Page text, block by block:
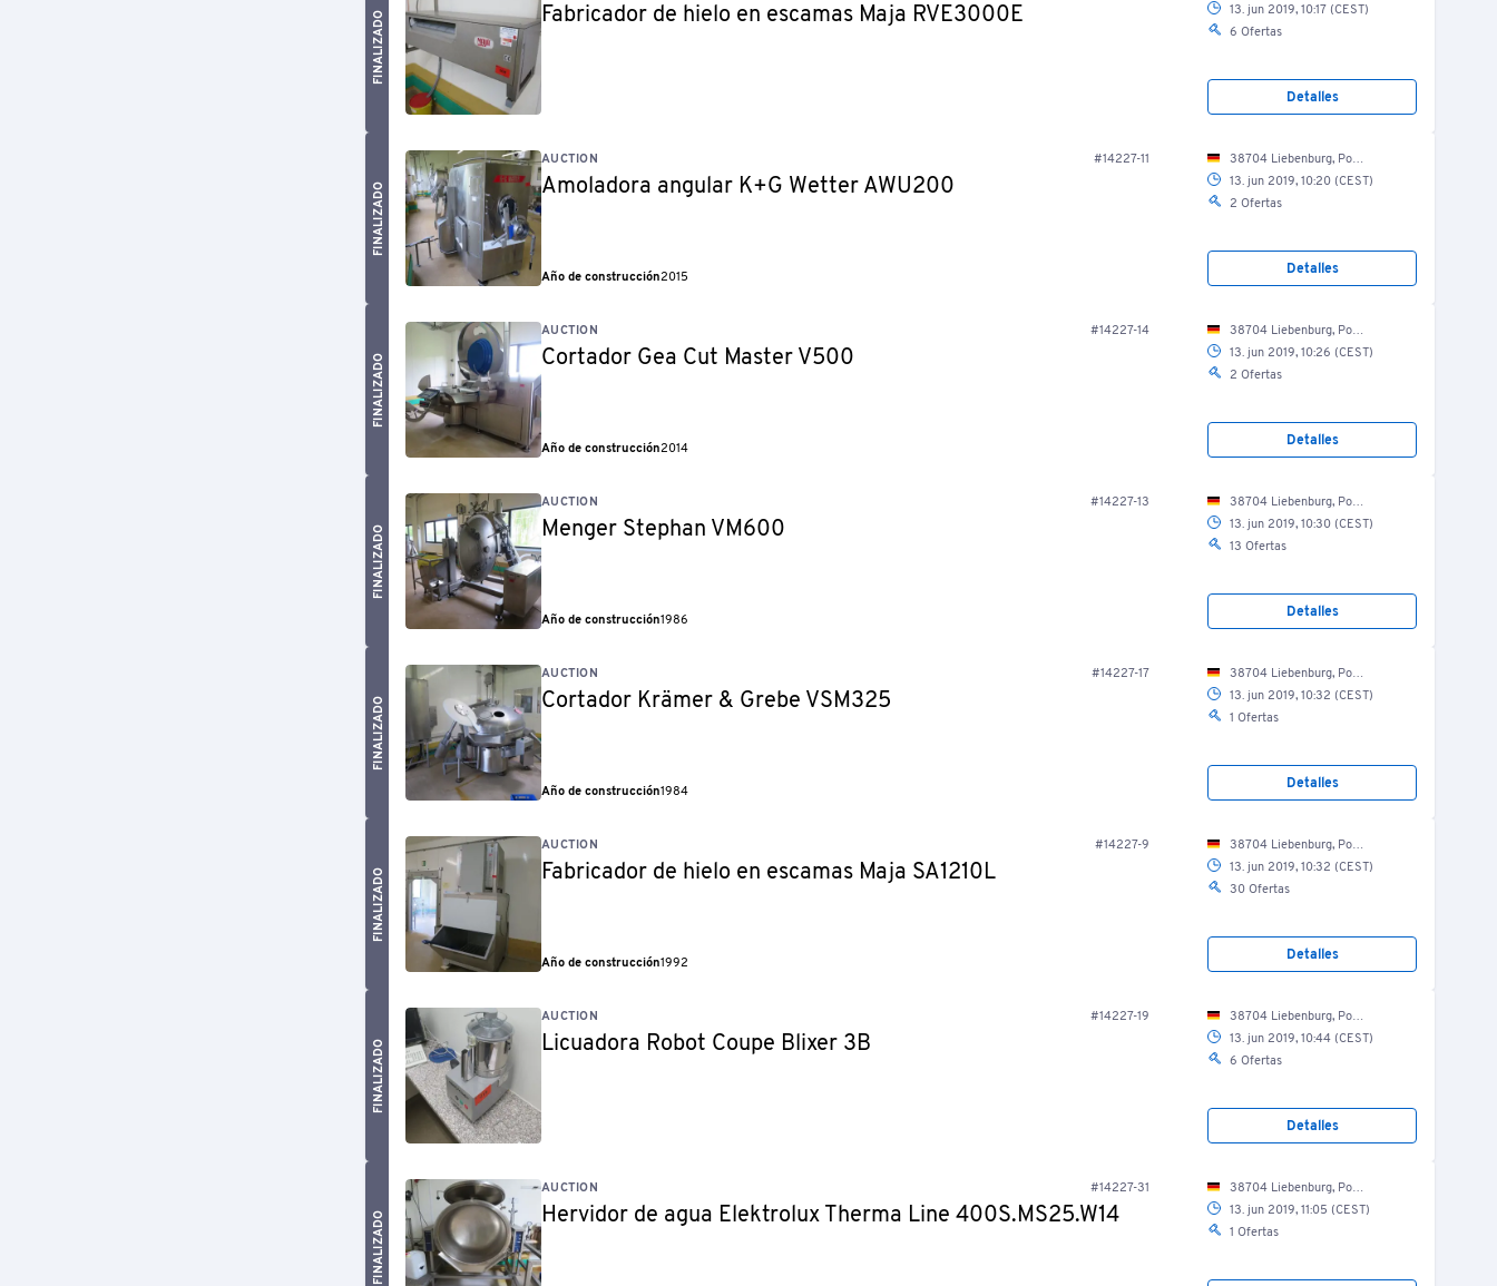
FINALIZADO Fabricador de hielo en escamas Maja RVE3000E
13. jun 2019, 10:17 (CEST)
6 Ofertas
Detalles
FINALIZADO
AUCTION #14227-11
Amoladora angular K+G Wetter AWU200
Año de construcción2015
38704 Liebenburg, Posthof 8/ Produktion/ Wolfen und Mengen
13. jun 2019, 10:20 (CEST)
2 Ofertas
Detalles
FINALIZADO
AUCTION #14227-14
Cortador Gea Cut Master V500
Año de construcción2014
38704 Liebenburg, Posthof 8/ Produktion/ Kutterei
13. jun 2019, 10:26 (CEST)
2 Ofertas
Detalles
FINALIZADO
AUCTION #14227-13
Menger Stephan VM600
Año de construcción1986
38704 Liebenburg, Posthof 8/ Produktion/ Wolfen und Mengen
13. jun 2019, 10:30 (CEST)
13 Ofertas
Detalles
FINALIZADO
AUCTION #14227-17
Cortador Krämer & Grebe VSM325
Año de construcción1984
38704 Liebenburg, Posthof 8/ Produktion/ Kutterei
13. jun 2019, 10:32 (CEST)
1 Ofertas
Detalles
FINALIZADO
AUCTION #14227-9
Fabricador de hielo en escamas Maja SA1210L
Año de construcción1992
38704 Liebenburg, Posthof 8/ Produktion/ Scherbeneis
13. jun 2019, 10:32 (CEST)
30 Ofertas
Detalles
FINALIZADO
AUCTION #14227-19
Licuadora Robot Coupe Blixer 3B
38704 Liebenburg, Posthof 8/ Produktion/ Labor
13. jun 2019, 10:44 (CEST)
6 Ofertas
Detalles
FINALIZADO
AUCTION #14227-31
Hervidor de agua Elektrolux Therma Line 400S.MS25.W14
38704 Liebenburg, Posthof 8/ Produktion/ Aspik
13. jun 2019, 11:05 (CEST)
1 Ofertas